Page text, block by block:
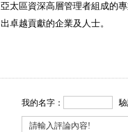
亞太區資深高層管理者組成的
出卓越貢獻的企業及人士。
我的名字： 驗